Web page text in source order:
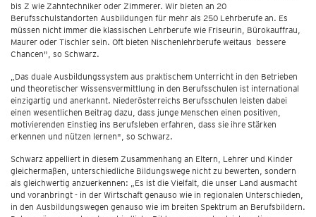
bis Z wie Zahntechniker oder Zimmerer. Wir bieten an 20
Berufsschulstandorten Ausbildungen für mehr als 250 Lehrberufe an. Es
müssen nicht immer die klassischen Lehrberufe wie Friseurin, Bürokauffrau,
Maurer oder Tischler sein. Oft bieten Nischenlehrberufe weitaus bessere
Chancen", so Schwarz.
„Das duale Ausbildungssystem aus praktischem Unterricht in den Betrieben
und theoretischer Wissensvermittlung in den Berufsschulen ist international
einzigartig und anerkannt. Niederösterreichs Berufsschulen leisten dabei
einen wesentlichen Beitrag dazu, dass junge Menschen einen positiven,
motivierenden Einstieg ins Berufsleben erfahren, dass sie ihre Stärken
erkennen und nützen lernen", so Schwarz.
Schwarz appelliert in diesem Zusammenhang an Eltern, Lehrer und Kinder
gleichermaßen, unterschiedliche Bildungswege nicht zu bewerten, sondern
als gleichwertig anzuerkennen: „Es ist die Vielfalt, die unser Land ausmacht
und voranbringt - in der Wirtschaft genauso wie in regionalen Unterschieden,
in den Ausbildungswegen genauso wie im breiten Spektrum an Berufsbildern.